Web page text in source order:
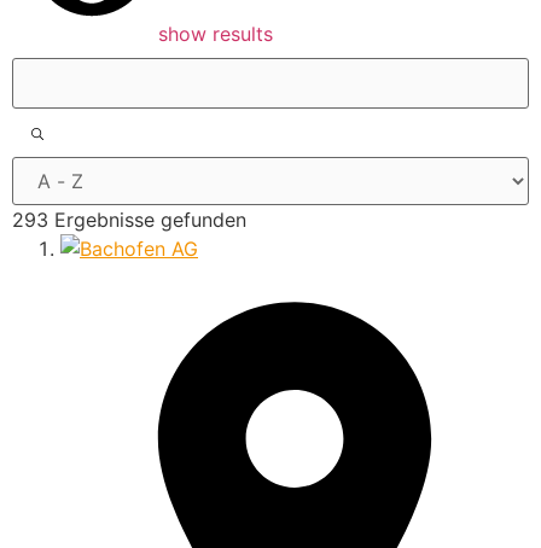
show results
293 Ergebnisse gefunden